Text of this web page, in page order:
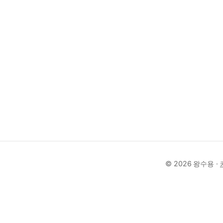
© 2026 왕수용 ·